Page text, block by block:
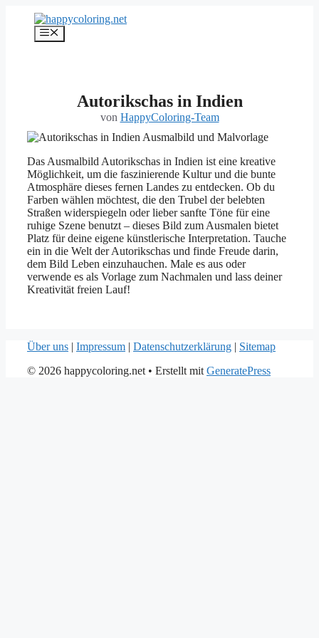
springen
Menü
Autorikschas in Indien
von HappyColoring-Team
Das Ausmalbild Autorikschas in Indien ist eine kreative
Möglichkeit, um die faszinierende Kultur und die bunte
Atmosphäre dieses fernen Landes zu entdecken. Ob du
Farben wählen möchtest, die den Trubel der belebten
Straßen widerspiegeln oder lieber sanfte Töne für eine
ruhige Szene benutzt – dieses Bild zum Ausmalen bietet
Platz für deine eigene künstlerische Interpretation. Tauche
ein in die Welt der Autorikschas und finde Freude darin,
dem Bild Leben einzuhauchen. Male es aus oder
verwende es als Vorlage zum Nachmalen und lass deiner
Kreativität freien Lauf!
Über uns | Impressum | Datenschutzerklärung | Sitemap
© 2026 happycoloring.net • Erstellt mit GeneratePress